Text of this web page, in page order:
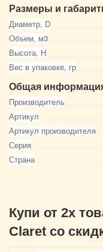
Размеры и
Диаметр, D
Объем, м3
Высота, Н
Вес в упаковке, гр
Общая
Производитель
Артикул
Артикул производителя
Серия
Страна
Купи от 2х
Claret со